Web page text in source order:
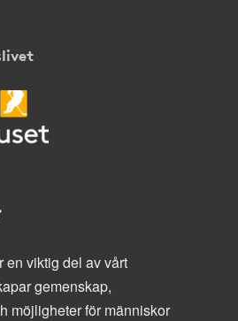
en viktig del av vårt
gemenskap,
möjligheter för människor